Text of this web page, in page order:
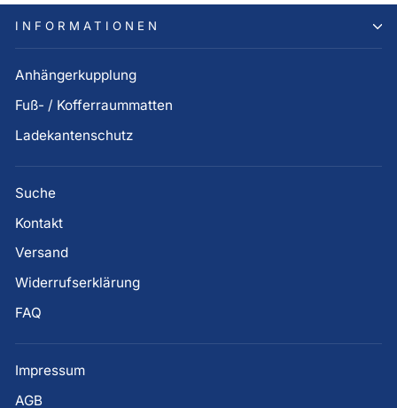
INFORMATIONEN
Anhängerkupplung
Fuß- / Kofferraummatten
Ladekantenschutz
Suche
Kontakt
Versand
Widerrufserklärung
FAQ
Impressum
AGB